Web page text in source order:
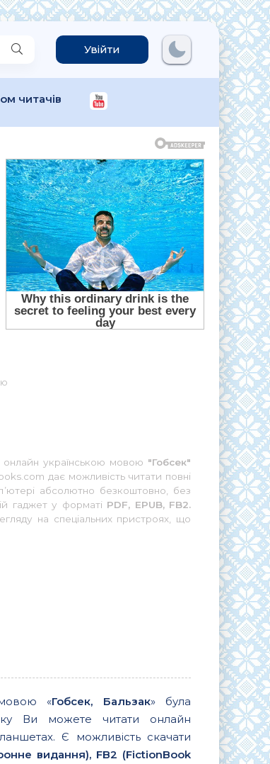
Увійти
читачів
онлайн українською мовою "Гобсек"
дає можливість читати повні
абсолютно безкоштовно, без
гаджет у форматі PDF, EPUB, FB2.
на спеціальних пристроях, що
«Гобсек, Бальзак» була
Ви можете читати онлайн
Є можливість скачати
видання), FB2 (FictionBook